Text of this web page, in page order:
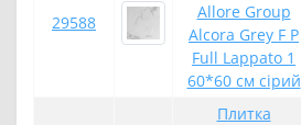
29588
Allore Group
Alcora Grey F P
Full Lappato 1
60*60 см сірий
Плитка